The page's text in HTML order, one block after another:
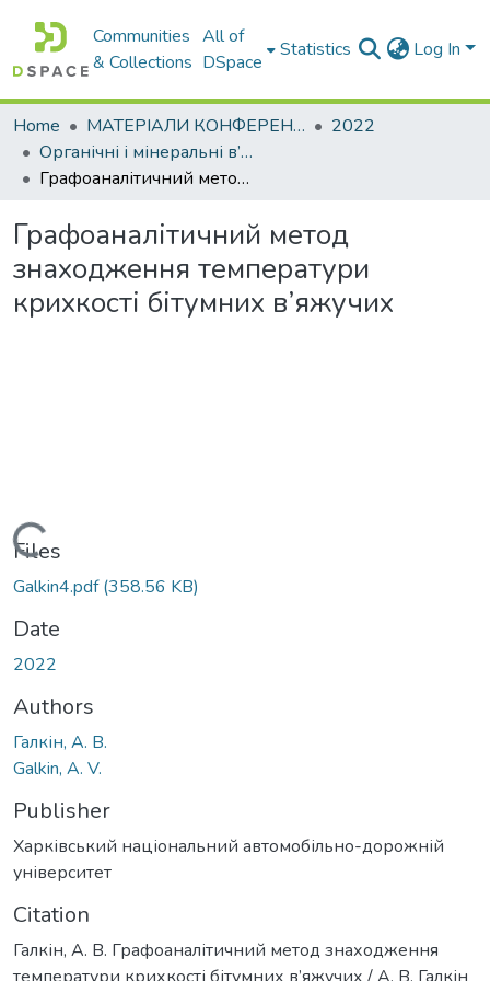
Communities
& Collections
All of
DSpace
Statistics Log In
Home МАТЕРІАЛИ КОНФЕРЕНЦІЙ
2022
Органічні і мінеральні в’яжучі та дорожні бетони на їх основі
Графоаналітичний метод знаходження температури крихкості бітумних в’яжучих
Графоаналітичний метод
знаходження температури
крихкості бітумних в’яжучих
Loading...
Files
Galkin4.pdf(358.56 KB)
Date
2022
Authors
Галкін, А. В.
Galkin, A. V.
Publisher
Харківський національний автомобільно-дорожній
університет
Citation
Галкін, А. В. Графоаналітичний метод знаходження